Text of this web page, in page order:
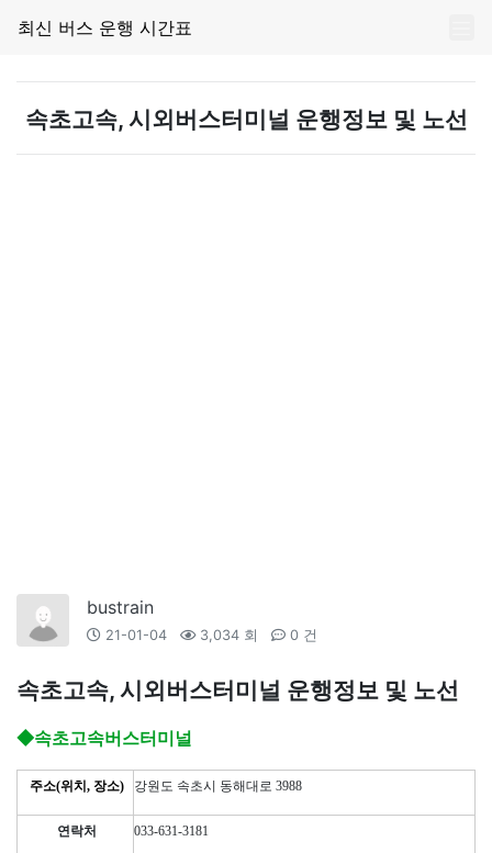
최신 버스 운행 시간표
속초고속, 시외버스터미널 운행정보 및 노선
bustrain
21-01-04 3,034 회 0 건
속초고속, 시외버스터미널 운행정보 및 노선
◆속초고속버스터미널
주소(위치, 장소) 강원도 속초시 동해대로 3988
연락처 033-631-3181